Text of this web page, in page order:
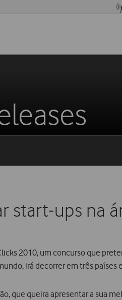
start-ups na
2010, um concurso que
irá decorrer em três países
que queira apresentar a sua